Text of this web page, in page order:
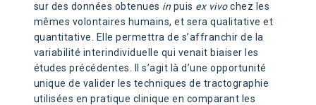
sur des données obtenues in puis ex vivochez les
mêmes volontaires humains, et sera qualitative et
quantitative. Elle permettra de s’affranchir de la
variabilité interindividuelle qui venait biaiser les
études précédentes. Il s’agit là d’une opportunité
unique de valider les techniques de tractographie
utilisées en pratique clinique en comparant les